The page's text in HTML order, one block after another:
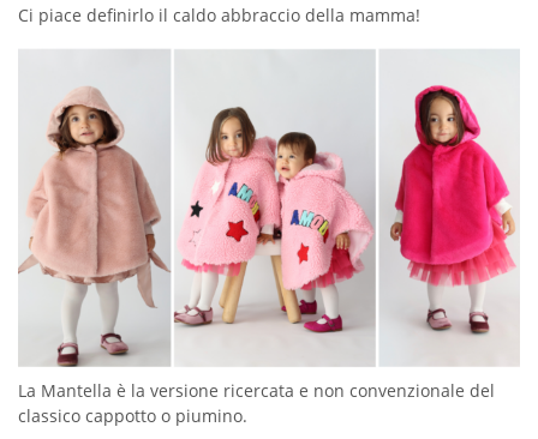
Ci piace definirlo il caldo abbraccio della mamma!
La Mantella è la versione ricercata e non convenzionale del
classico cappotto o piumino.